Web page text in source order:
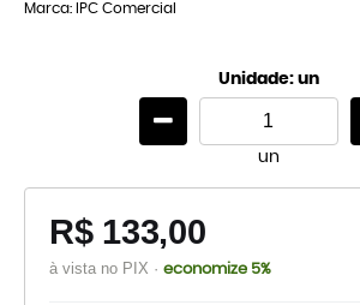
Marca: IPC Comercial
Unidade: un
un
R$ 133,00
à vista no PIX · economize 5%